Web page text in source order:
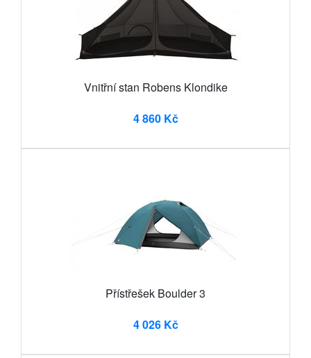
Vnitřní stan Robens Klondike
4 860 Kč
Přístřešek Boulder 3
4 026 Kč